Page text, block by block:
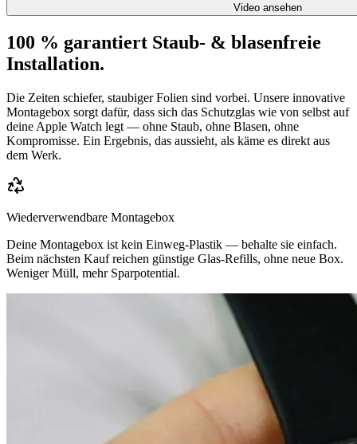
Video ansehen
100 % garantiert Staub- & blasenfreie
Installation.
Die Zeiten schiefer, staubiger Folien sind vorbei. Unsere innovative
Montagebox sorgt dafür, dass sich das Schutzglas wie von selbst auf
deine Apple Watch legt — ohne Staub, ohne Blasen, ohne
Kompromisse. Ein Ergebnis, das aussieht, als käme es direkt aus
dem Werk.
Wiederverwendbare Montagebox
Deine Montagebox ist kein Einweg-Plastik — behalte sie einfach.
Beim nächsten Kauf reichen günstige Glas-Refills, ohne neue Box.
Weniger Müll, mehr Sparpotential.